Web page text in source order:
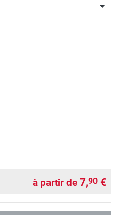
à partir de 7,90 €